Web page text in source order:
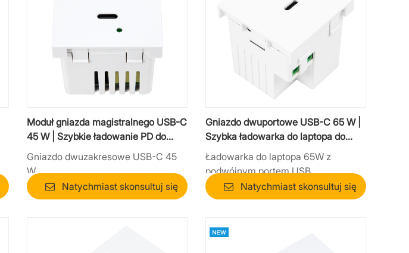
Moduł gniazda magistralnego USB-C
45 W | Szybkie ładowanie PD do
biura i mebli
Gniazdo dwuzakresowe USB-C 45
W
Natychmiast skonsultuj się
Gniazdo dwuportowe USB-C 65 W |
Szybka ładowarka do laptopa do
mebli biurowych
Ładowarka do laptopa 65W z
podwójnym portem USB
Natychmiast skonsultuj się